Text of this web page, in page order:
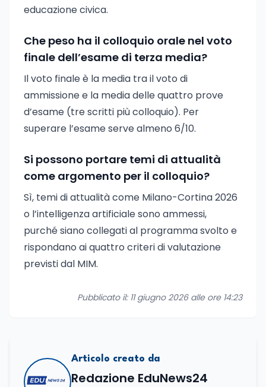
educazione civica.
Che peso ha il colloquio orale nel voto
finale dell’esame di terza media?
Il voto finale è la media tra il voto di
ammissione e la media delle quattro prove
d’esame (tre scritti più colloquio). Per
superare l’esame serve almeno 6/10.
Si possono portare temi di attualità
come argomento per il colloquio?
Sì, temi di attualità come Milano-Cortina 2026
o l’intelligenza artificiale sono ammessi,
purché siano collegati al programma svolto e
rispondano ai quattro criteri di valutazione
previsti dal MIM.
Pubblicato il: 11 giugno 2026 alle ore 14:23
Articolo creato da
Redazione EduNews24